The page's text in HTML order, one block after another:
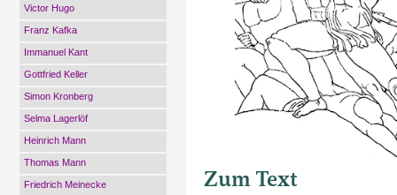
Victor Hugo
Franz Kafka
Immanuel Kant
Gottfried Keller
Simon Kronberg
Selma Lagerlöf
Heinrich Mann
Thomas Mann
Friedrich Meinecke Zum Text